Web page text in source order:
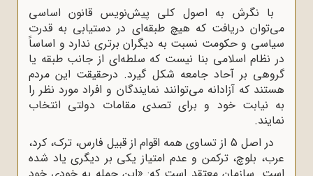
با نگرش به اصول کلی پیش‌نویس قانون اساسی
می‌توان دریافت که هیچ طبقه‌ای در دستیابی به قدرت
سیاسی و حکومت نسبت به دیگران برتری ندارد و اساساً
در نظام اسلامی بنا نیست که سلطه‌ای از جانب طبقه یا
گروهی بر آحاد جامعه شکل گیرد. درحقیقت این مردم
هستند که آزادانه می‌توانند نمایندگان و افراد مورد نظر را
به نیابت خود و برای تصدی مقامات دولتی انتخاب
نمایند.
در اصل 5 از تساوی همه اقوام از قبیل فارس، ترک، کرد،
عرب، بلوچ، ترکمن و عدم امتیاز یکی بر دیگری یاد شده